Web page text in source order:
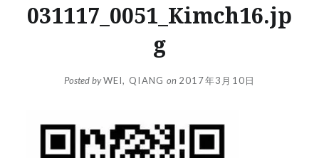
031117_0051_Kimch16.jp
g
Posted byWEI, QIANG on 2017年3月10日